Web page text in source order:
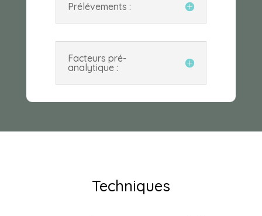
Prélévements :
Facteurs pré-
analytique :
Techniques